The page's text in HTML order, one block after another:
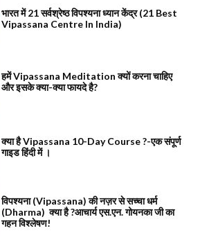
भारत में 21 सर्वश्रेष्ठ विपश्यना ध्यान केंद्र (21 Best
Vipassana Centre In India)
हमें Vipassana Meditation क्यों करना चाहिए
और इसके क्या-क्या फायदे है?
क्या है Vipassana 10-Day Course ?-एक संपूर्ण
गाइड हिंदी में ।
विपश्यना (Vipassana) की नज़र से सच्चा धर्म
(Dharma) क्या है ?आचार्य एस.एन. गोयनका जी का
गहन विश्लेषण!